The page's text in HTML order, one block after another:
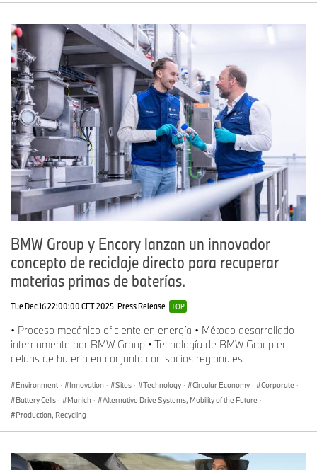
BMW Group y Encory lanzan un innovador
concepto de reciclaje directo para recuperar
materias primas de baterías.
Tue Dec 16 22:00:00 CET 2025 Press Release TOP
• Proceso mecánico eficiente en energía • Método desarrollado
internamente por BMW Group • Tecnología de BMW Group en
celdas de batería en conjunto con socios regionales
Environment · Innovation · Sites · Technology · Circular Economy · Corporate ·
Battery Cells · Munich · Alternative Drive Systems, Mobility of the Future ·
Production, Recycling